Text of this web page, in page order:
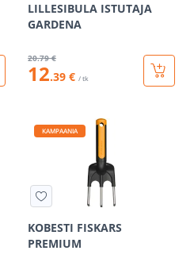
LILLESIBULA ISTUTAJA
GARDENA
20.79 €
12.39 € / tk
KAMPAANIA
KOBESTI FISKARS
PREMIUM